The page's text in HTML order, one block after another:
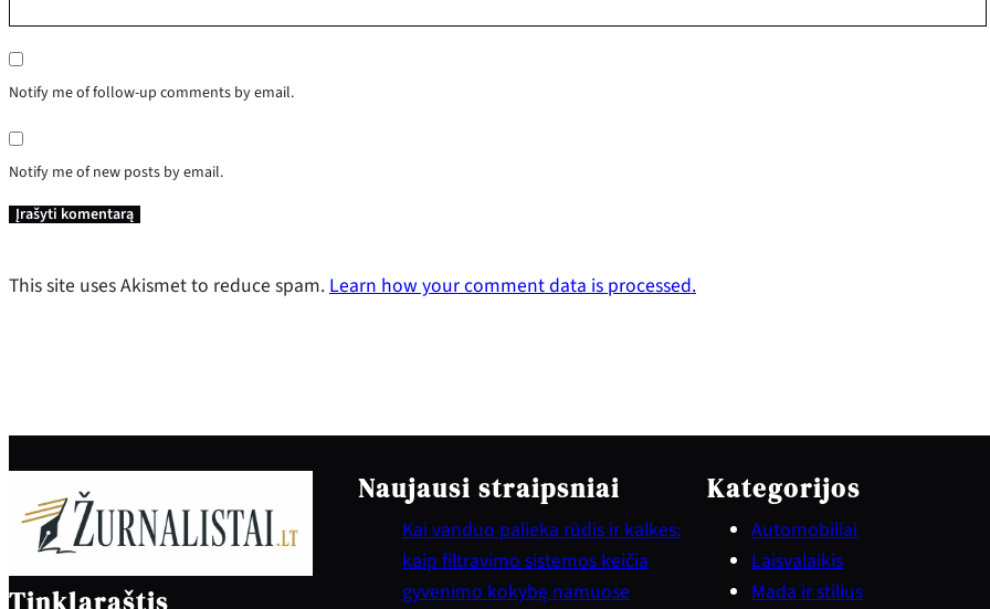
Notify me of follow-up comments by email.
Notify me of new posts by email.
This site uses Akismet to reduce spam. Learn how your comment data is processed.
Naujausi straipsniai
Kai vanduo palieka rūdis ir kalkes:
kaip filtravimo sistemos keičia
gyvenimo kokybę namuose
Kategorijos
Automobiliai
Laisvalaikis
Mada ir stilius